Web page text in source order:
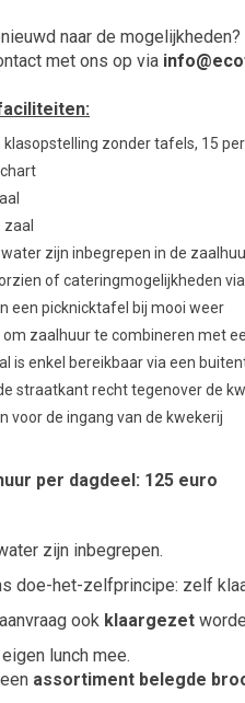
naar de mogelijkheden?
met ons op via
klasopstelling zonder tafels, 15
zijn inbegrepen in de
of cateringmogelijkheden
een picknicktafel bij mooi weer
om zaalhuur te combineren met
is enkel bereikbaar via een
straatkant recht tegenover de
voor de ingang van de kwekerij
per dagdeel: 125 euro
zijn inbegrepen.
doe-het-zelfprincipe: zelf
ook klaargezet
lunch mee.
assortiment belegde